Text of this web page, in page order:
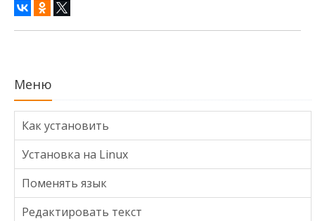
Меню
Как установить
Установка на Linux
Поменять язык
Редактировать текст